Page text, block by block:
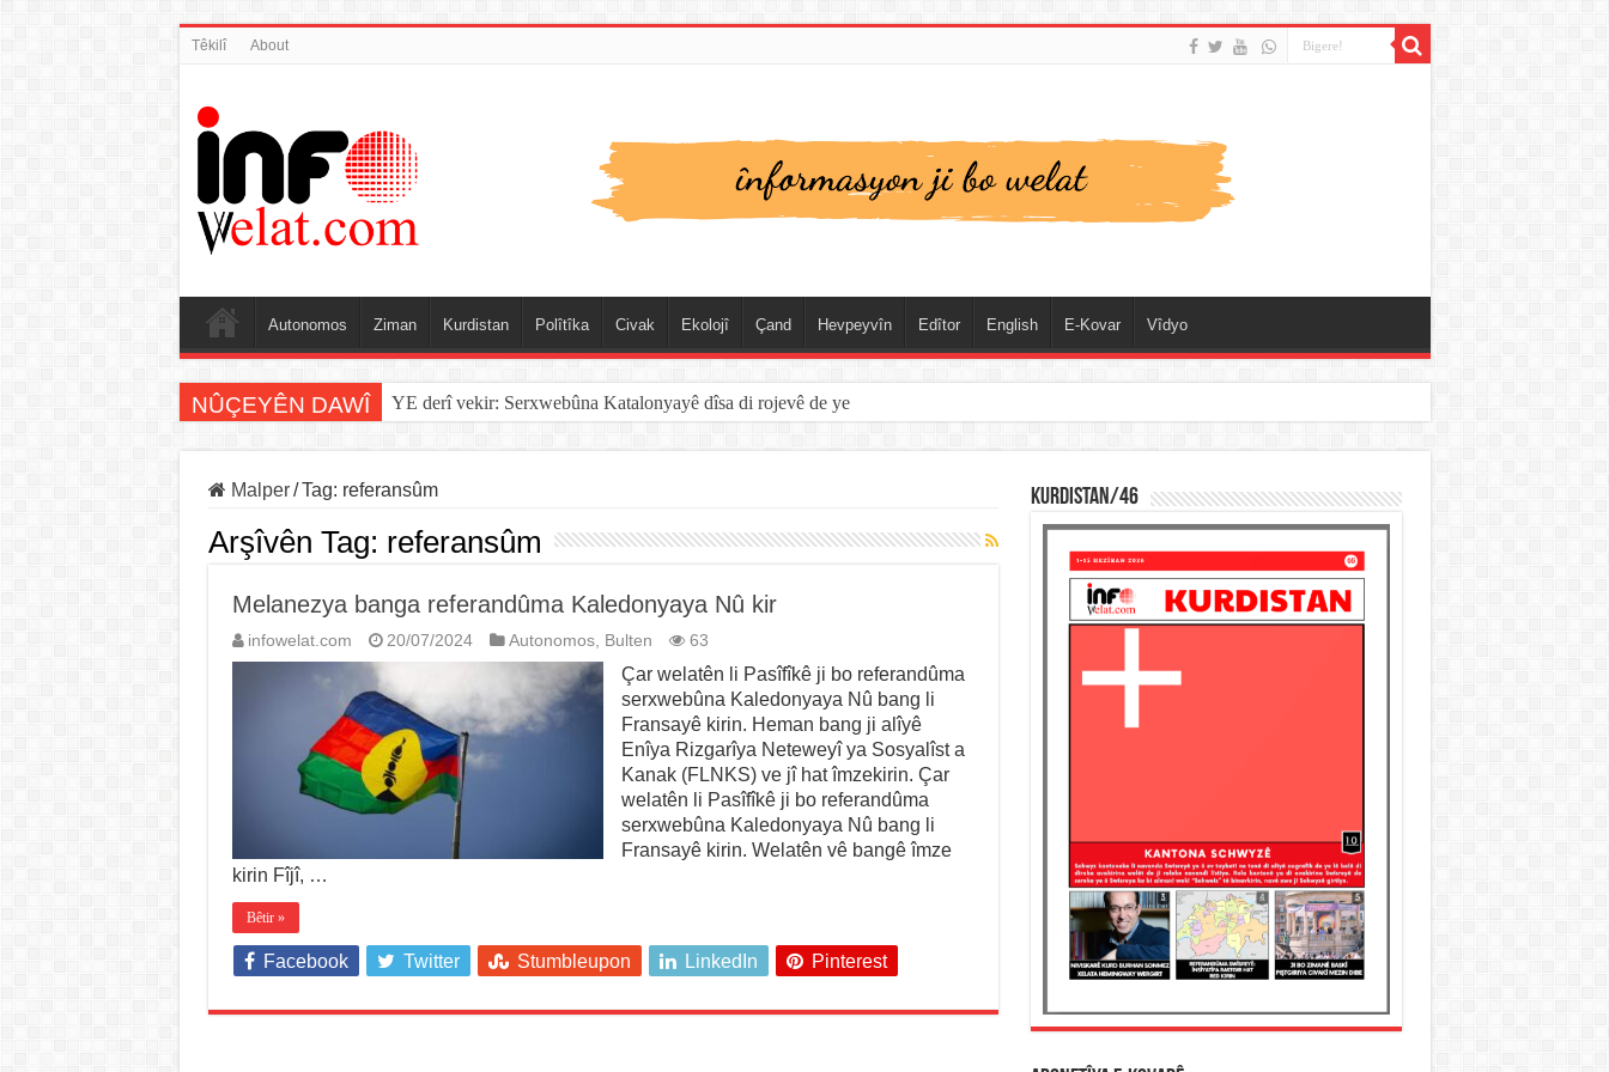
Têkilî About
Autonomos Ziman Kurdistan Polîtîka Civak Ekolojî Çand Hevpeyvîn Edîtor English E-Kovar Vîdyo
NÛÇEYÊN DAWÎ YE derî vekir: Serxwebûna Katalonyayê dîsa di rojevê de ye
Malper / Tag: referansûm
Arşîvên Tag: referansûm
Melanezya banga referandûma Kaledonyaya Nû kir
infowelat.com 20/07/2024 Autonomos, Bulten 63
Çar welatên li Pasîfîkê ji bo referandûma
serxwebûna Kaledonyaya Nû bang li
Fransayê kirin. Heman bang ji alîyê
Enîya Rizgarîya Neteweyî ya Sosyalîst a
Kanak (FLNKS) ve jî hat îmzekirin. Çar
welatên li Pasîfîkê ji bo referandûma
serxwebûna Kaledonyaya Nû bang li
Fransayê kirin. Welatên vê bangê îmze
kirin Fîjî, …
Bêtir »
Facebook Twitter Stumbleupon LinkedIn Pinterest
KURDISTAN/46